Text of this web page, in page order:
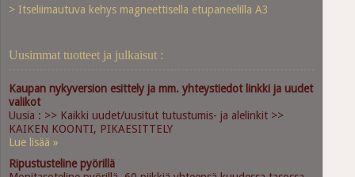
> Itseliimautuva kehys magneettisella etupaneelilla A3
Uusimmat tuotteet ja julkaisut :
Kaupan nykyversion esittely ja mm. yhteystiedot linkki ja uudet
valikot
Uusia : >> Kaikki uudet/uusitut tutustumis- ja alelinkit >>
KAIKEN KOONTI, PIKAESITTELY
Lue lisää »
Ripustusteline pyörillä